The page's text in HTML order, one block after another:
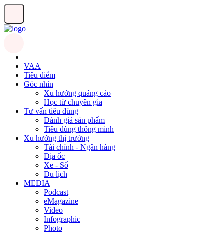
VAA
Tiêu điểm
Góc nhìn
Xu hướng quảng cáo
Học từ chuyên gia
Tư vấn tiêu dùng
Đánh giá sản phẩm
Tiêu dùng thông minh
Xu hướng thị trường
Tài chính - Ngân hàng
Địa ốc
Xe - Số
Du lịch
MEDIA
Podcast
eMagazine
Video
Infographic
Photo